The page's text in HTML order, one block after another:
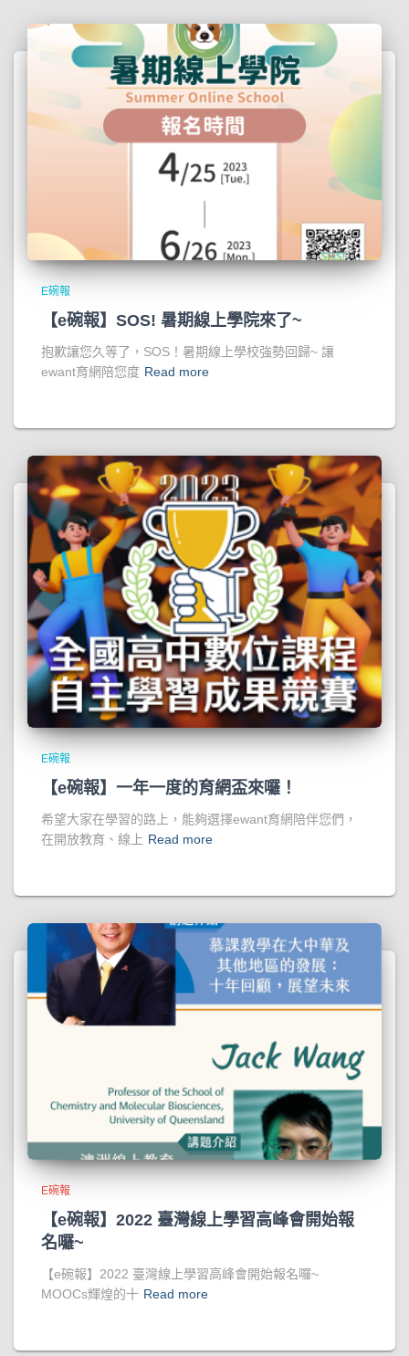
E碗報
【e碗報】SOS! 暑期線上學院來了~
抱歉讓您久等了，SOS！暑期線上學校強勢回歸~ 讓
ewant育網陪您度 Read more
E碗報
【e碗報】一年一度的育網盃來囉！
希望大家在學習的路上，能夠選擇ewant育網陪伴您們，
在開放教育、線上 Read more
E碗報
【e碗報】2022 臺灣線上學習高峰會開始報
名囉~
【e碗報】2022 臺灣線上學習高峰會開始報名囉~
MOOCs輝煌的十 Read more